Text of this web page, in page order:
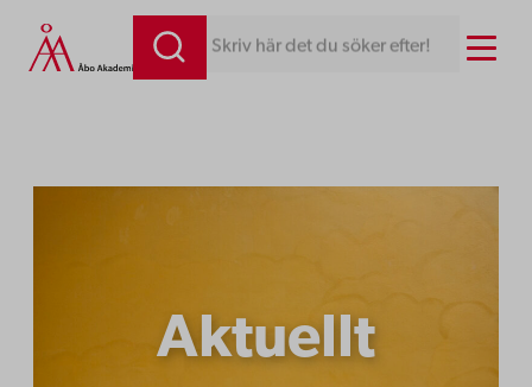
Hoppa
till
Skriv här det du söker efter! Menu
Aktuellt